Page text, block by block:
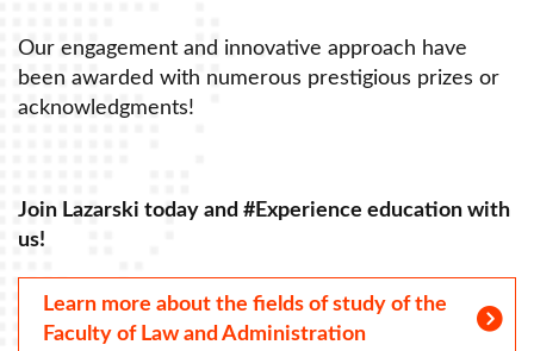
Our engagement and innovative approach have
been awarded with numerous prestigious prizes or
acknowledgments!
Join Lazarski today and #Experience education with
us!
Learn more about the fields of study of the
Faculty of Law and Administration